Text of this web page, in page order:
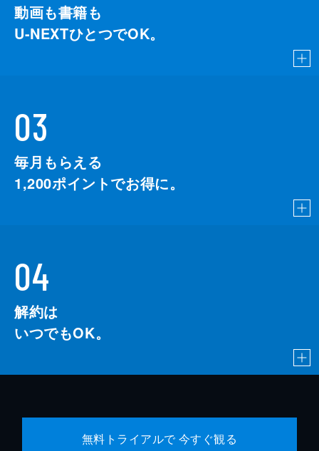
動画も書籍も
U-NEXTひとつでOK。
03
毎月もらえる
1,200ポイントでお得に。
04
解約は
いつでもOK。
無料トライアルで 今すぐ観る